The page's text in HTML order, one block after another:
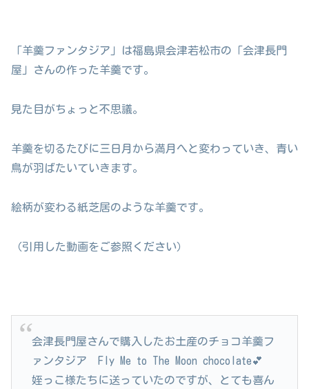
「羊羹ファンタジア」は福島県会津若松市の「会津長門
屋」さんの作った羊羹です。
見た目がちょっと不思議。
羊羹を切るたびに三日月から満月へと変わっていき、青い
鳥が羽ばたいていきます。
絵柄が変わる紙芝居のような羊羹です。
（引用した動画をご参照ください）
会津長門屋さんで購入したお土産のチョコ羊羹フ
ァンタジア Fly Me to The Moon chocolate💕
姪っこ様たちに送っていたのですが、とても喜ん